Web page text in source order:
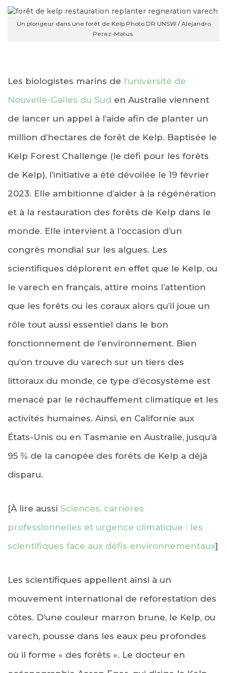
Un plongeur dans une forêt de Kelp Photo DR UNSW / Alejandro
Perez-Matus.
Les biologistes marins de l’université de
Nouvelle-Galles du Sud en Australie viennent
de lancer un appel à l’aide afin de planter un
million d’hectares de forêt de Kelp. Baptisée le
Kelp Forest Challenge (le défi pour les forêts
de Kelp), l’initiative a été dévoilée le 19 février
2023. Elle ambitionne d’aider à la régénération
et à la restauration des forêts de Kelp dans le
monde. Elle intervient à l’occasion d’un
congrès mondial sur les algues. Les
scientifiques déplorent en effet que le Kelp, ou
le varech en français, attire moins l’attention
que les forêts ou les coraux alors qu’il joue un
rôle tout aussi essentiel dans le bon
fonctionnement de l’environnement. Bien
qu’on trouve du varech sur un tiers des
littoraux du monde, ce type d’écosystème est
menacé par le réchauffement climatique et les
activités humaines. Ainsi, en Californie aux
États-Unis ou en Tasmanie en Australie, jusqu’à
95 % de la canopée des forêts de Kelp a déjà
disparu.
[À lire aussi Sciences, carrières
professionnelles et urgence climatique : les
scientifiques face aux défis environnementaux]
Les scientifiques appellent ainsi à un
mouvement international de reforestation des
côtes. D’une couleur marron brune, le Kelp, ou
varech, pousse dans les eaux peu profondes
où il forme « des forêts ». Le docteur en